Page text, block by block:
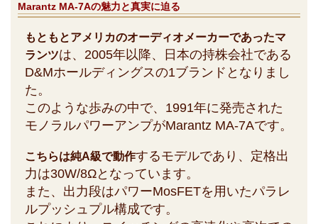
Marantz MA-7Aの魅力と真実に迫る
もともとアメリカのオーディオメーカーであったマ
ランツは、2005年以降、日本の持株会社である
D&Mホールディングスの1ブランドとなりまし
た。
このような歩みの中で、1991年に発売された
モノラルパワーアンプがMarantz MA-7Aです。
こちらは純A級で動作するモデルであり、定格出
力は30W/8Ωとなっています。
また、出力段はパワーMosFETを用いたパラレ
ルプッシュプル構成です。